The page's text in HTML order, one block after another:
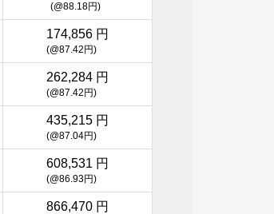
(@88.18円)
174,856 円
(@87.42円)
262,284 円
(@87.42円)
435,215 円
(@87.04円)
608,531 円
(@86.93円)
866,470 円